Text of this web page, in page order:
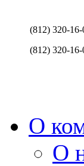
(812) 320-16-
(812) 320-16-
О
О